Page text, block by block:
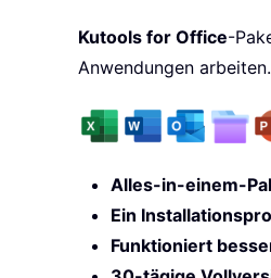
Kutools for Office-
Anwendungen arbeiten.
Alles-in-einem-
Ein
Funktioniert